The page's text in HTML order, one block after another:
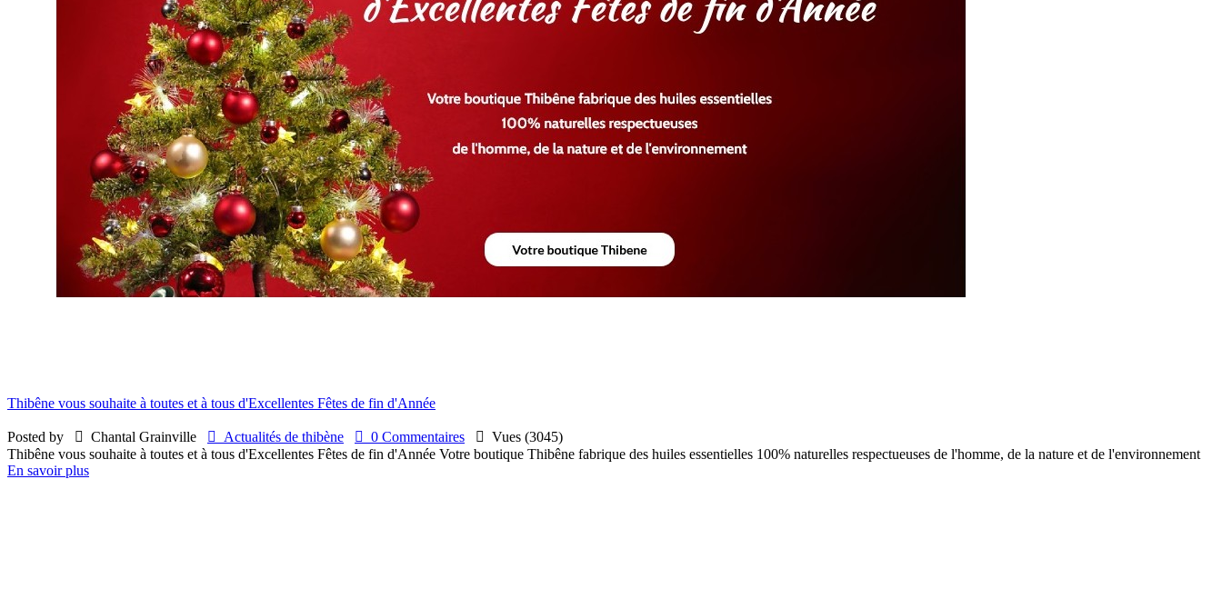
Thibêne vous souhaite à toutes et à tous d'Excellentes Fêtes de fin d'Année
Posted by  Chantal Grainville  Actualités de thibène  0 Commentaires  Vues (3045)
Thibêne vous souhaite à toutes et à tous d'Excellentes Fêtes de fin d'Année Votre boutique Thibêne fabrique des huiles essentielles 100% naturelles respectueuses de l'homme, de la nature et de l'environnement
En savoir plus